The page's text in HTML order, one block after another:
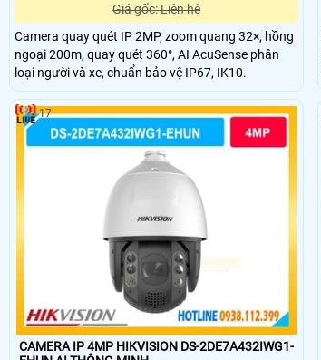
Giá gốc: Liên hệ
Camera quay quét IP 2MP, zoom quang 32×, hồng
ngoại 200m, quay quét 360°, AI AcuSense phân
loại người và xe, chuẩn bảo vệ IP67, IK10.
CAMERA IP 4MP HIKVISION DS-2DE7A432IWG1-
17